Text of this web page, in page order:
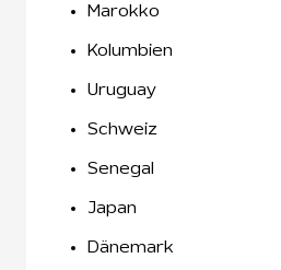
Marokko
Kolumbien
Uruguay
Schweiz
Senegal
Japan
Dänemark